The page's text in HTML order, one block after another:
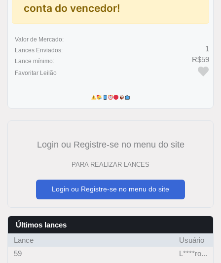
conta do vencedor!
Valor de Mercado:
Lances Enviados:
1
Lance mínimo: R$59
Favoritar Leilão
Login ou Registre-se no menu do site
PARA REALIZAR LANCES
Login ou Registre-se no menu do site
Últimos lances
Lance
Usuário
59
L****ro...